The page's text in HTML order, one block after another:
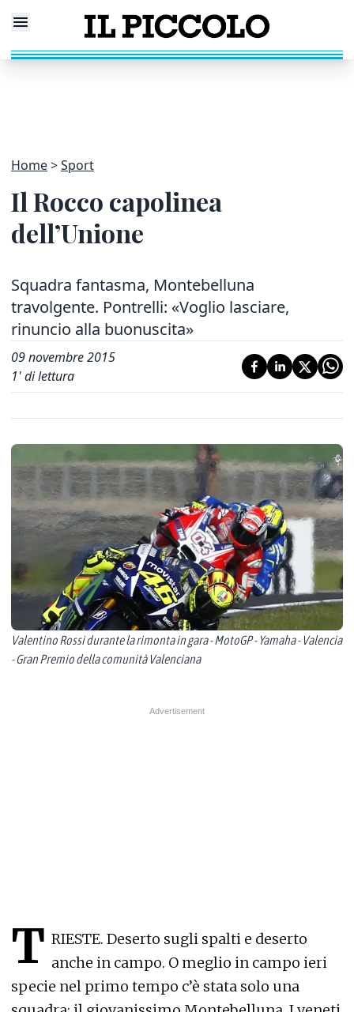
Home Sport
Il Rocco capolinea
dell’Unione
Squadra fantasma, Montebelluna
travolgente. Pontrelli: «Voglio lasciare,
rinuncio alla buonuscita»
09 novembre 2015
1' di lettura
Valentino Rossi durante la rimonta in gara - MotoGP - Yamaha - Valencia
- Gran Premio della comunità Valenciana
T RIESTE. Deserto sugli spalti e deserto
anche in campo. O meglio in campo ieri
specie nel primo tempo c’è stata solo una